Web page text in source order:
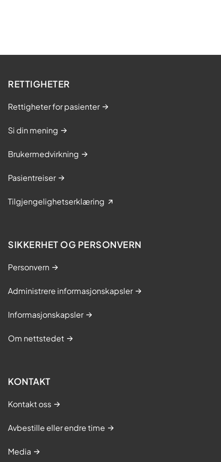
RETTIGHETER
Rettigheter for pasienter
Si din mening
Brukermedvirkning
Pasientreiser
Tilgjengelighetserklæring
SIKKERHET OG PERSONVERN
Personvern
Administrere informasjonskapsler
Informasjonskapsler
Om nettstedet
KONTAKT
Kontakt oss
Avbestille eller endre time
Media